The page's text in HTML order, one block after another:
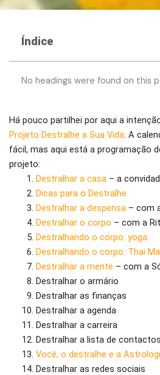
Índice
No headings were found on this
Há pouco partilhei por aqui a
Projeto Destralhe a Sua Vida. A
fácil, mas aqui está a programação
projeto:
Destralhar a casa– a
Dicas para o Destralhe
Destralhar a despensa– com
Destralhar o corpo – com a
Destralhando o corpo: yoga
Destralhando o corpo: Thai
Destralhar a mente – com a
Destralhar o armário
Destralhar as finanças
Destralhar a agenda
Destralhar a carreira
Destralhar a lista de contactos
Você, o destralhe e a
Destralhar as redes sociais